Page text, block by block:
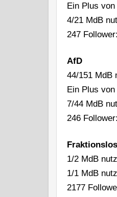
Ein Plus
4/21 MdB
247
AfD
44/151 MdB
Ein Plus
7/44 MdB
246
Fraktionslos
1/2 MdB
1/1 MdB
2177